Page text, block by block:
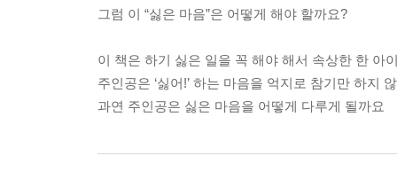
그럼 이 “싫은 마음”은 어떻게 해야 할까요?
이 책은 하기 싫은 일을 꼭 해야 해서 속상한 한 아
주인공은 ‘싫어!’ 하는 마음을 억지로 참기만 하지
과연 주인공은 싫은 마음을 어떻게 다루게 될까요